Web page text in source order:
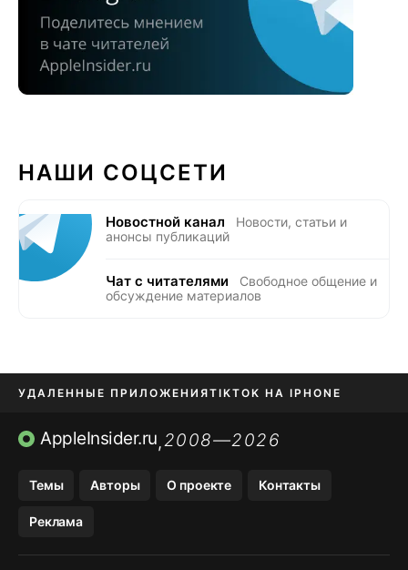
НАШИ СОЦСЕТИ
Новостной канал
Новости, статьи и
анонсы публикаций
Чат с читателями
Свободное общение и
обсуждение материалов
УДАЛЕННЫЕ ПРИЛОЖЕНИЯTIKTOK НА IPHONE
ПРИЛОЖЕНИЯ БЕЗ APP STORE
AppleInsider.ru,2008—2026
Темы Авторы О проекте Контакты
Реклама